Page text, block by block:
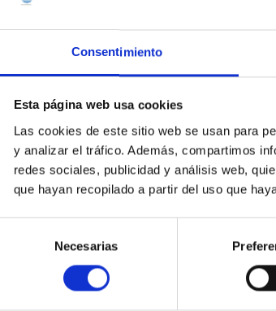
Consentimiento
Esta página web usa cookies
Las cookies de este sitio web se usan para
y analizar el tráfico. Además, compartimos
redes sociales, publicidad y análisis web,
que hayan recopilado a partir del uso que
consentimiento
Necesarias
K-